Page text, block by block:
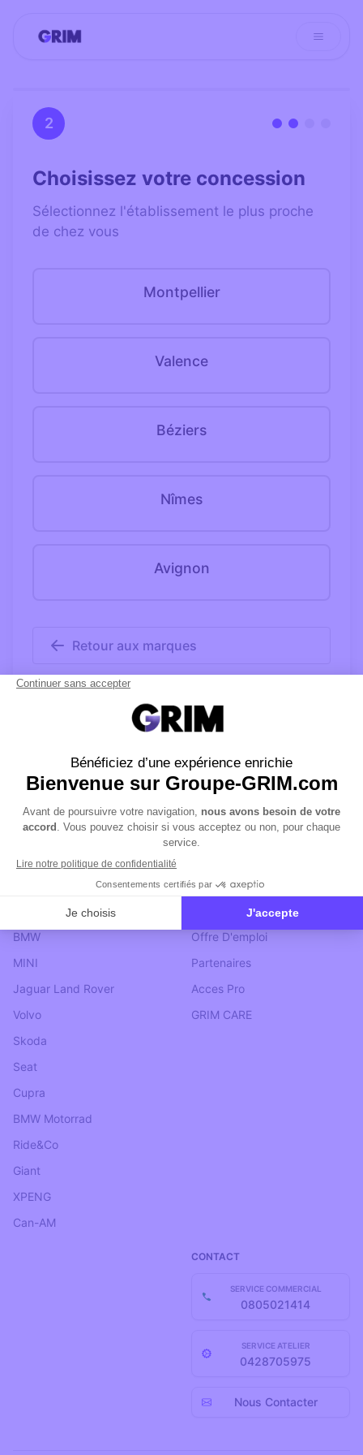
2
Choisissez votre concession
Sélectionnez l'établissement le plus proche
de chez vous
Montpellier
Valence
Béziers
Nîmes
Avignon
Retour aux marques
BMW
MINI
Jaguar Land Rover
Volvo
Skoda
Seat
Cupra
BMW Motorrad
Ride&co
Giant
XPENG
Can-AM
EXPLORER
Télécharger Le Logo
Offre D'emploi
Partenaires
Acces Pro
GRIM CARE
CONTACT
SERVICE COMMERCIAL
0805021414
SERVICE ATELIER
0428705975
Nous Contacter